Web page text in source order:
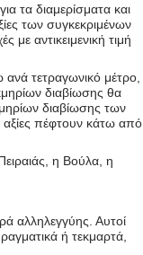
τα διαμερίσματα και
των συγκεκριμένων
με αντικειμενική τιμή
ανά τετραγωνικό μέτρο,
διαβίωσης θα
διαβίωσης των
αξίες πέφτουν κάτω από
η Βούλα, η
αλληλεγγύης. Αυτοί
ή τεκμαρτά,